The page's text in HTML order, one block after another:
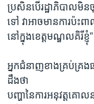
ប្រសិនបើរដ្ឋាភិបាលមិ
ទៅ វាអាចមានការប៉ះ
នៅក្នុងខេត្តមណ្ឌលគិរីខ្ញុំ
អ្នកជំនាញខាងគ្រប់គ្រង
ដឹងថា
បញ្ហានៃការអនុវត្តគ